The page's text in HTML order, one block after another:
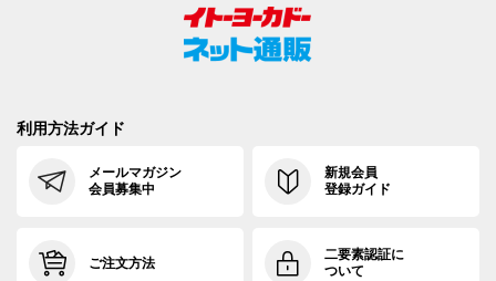
利用方法ガイド
メールマガジン
会員募集中
新規会員
登録ガイド
ご注文方法
二要素認証に
ついて